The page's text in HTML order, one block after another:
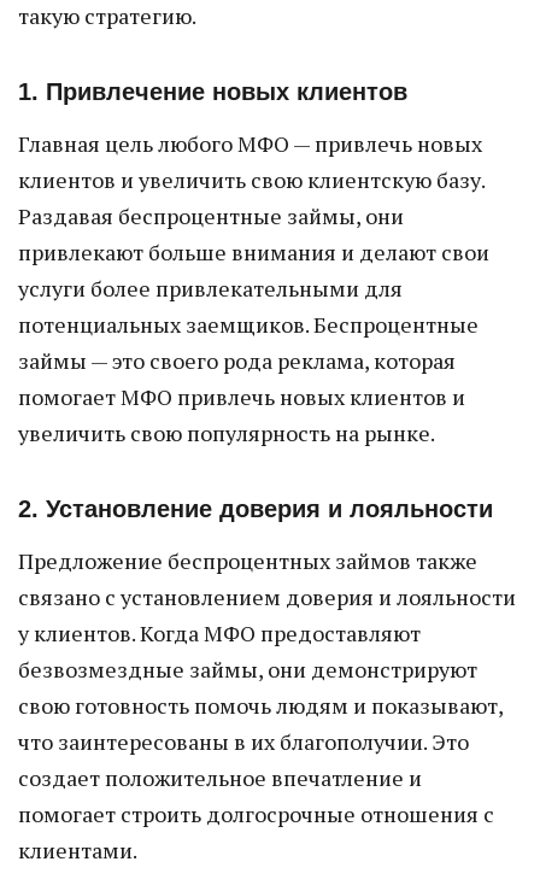
такую стратегию.
1. Привлечение новых клиентов
Главная цель любого МФО — привлечь новых
клиентов и увеличить свою клиентскую базу.
Раздавая беспроцентные займы, они
привлекают больше внимания и делают свои
услуги более привлекательными для
потенциальных заемщиков. Беспроцентные
займы — это своего рода реклама, которая
помогает МФО привлечь новых клиентов и
увеличить свою популярность на рынке.
2. Установление доверия и лояльности
Предложение беспроцентных займов также
связано с установлением доверия и лояльности
у клиентов. Когда МФО предоставляют
безвозмездные займы, они демонстрируют
свою готовность помочь людям и показывают,
что заинтересованы в их благополучии. Это
создает положительное впечатление и
помогает строить долгосрочные отношения с
клиентами.